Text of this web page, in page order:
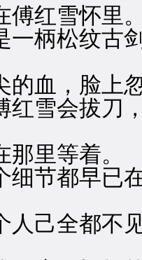
红雪怀里
柄松纹古剑
血，脸上忽
雪会拔刀，
里等着。
节都早已在
己全都不见